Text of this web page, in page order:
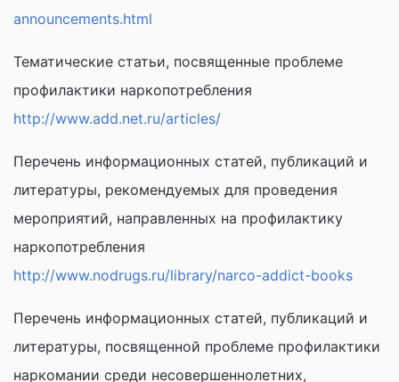
announcements.html
Тематические статьи, посвященные проблеме
профилактики наркопотребления
http://www.add.net.ru/articles/
Перечень информационных статей, публикаций и
литературы, рекомендуемых для проведения
мероприятий, направленных на профилактику
наркопотребления
http://www.nodrugs.ru/library/narco-addict-books
Перечень информационных статей, публикаций и
литературы, посвященной проблеме профилактики
наркомании среди несовершеннолетних,